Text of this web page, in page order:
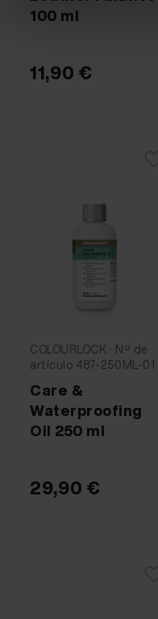
100 ml
11,90 €
COLOURLOCK · Nº de
artículo 487-250ML-01
Care &
Waterproofing
Oil 250 ml
29,90 €